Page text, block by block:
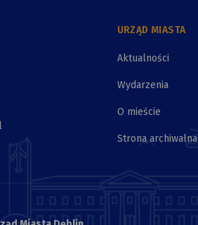
URZĄD MIASTA
Aktualności
Wydarzenia
O mieście
Strona archiwalna